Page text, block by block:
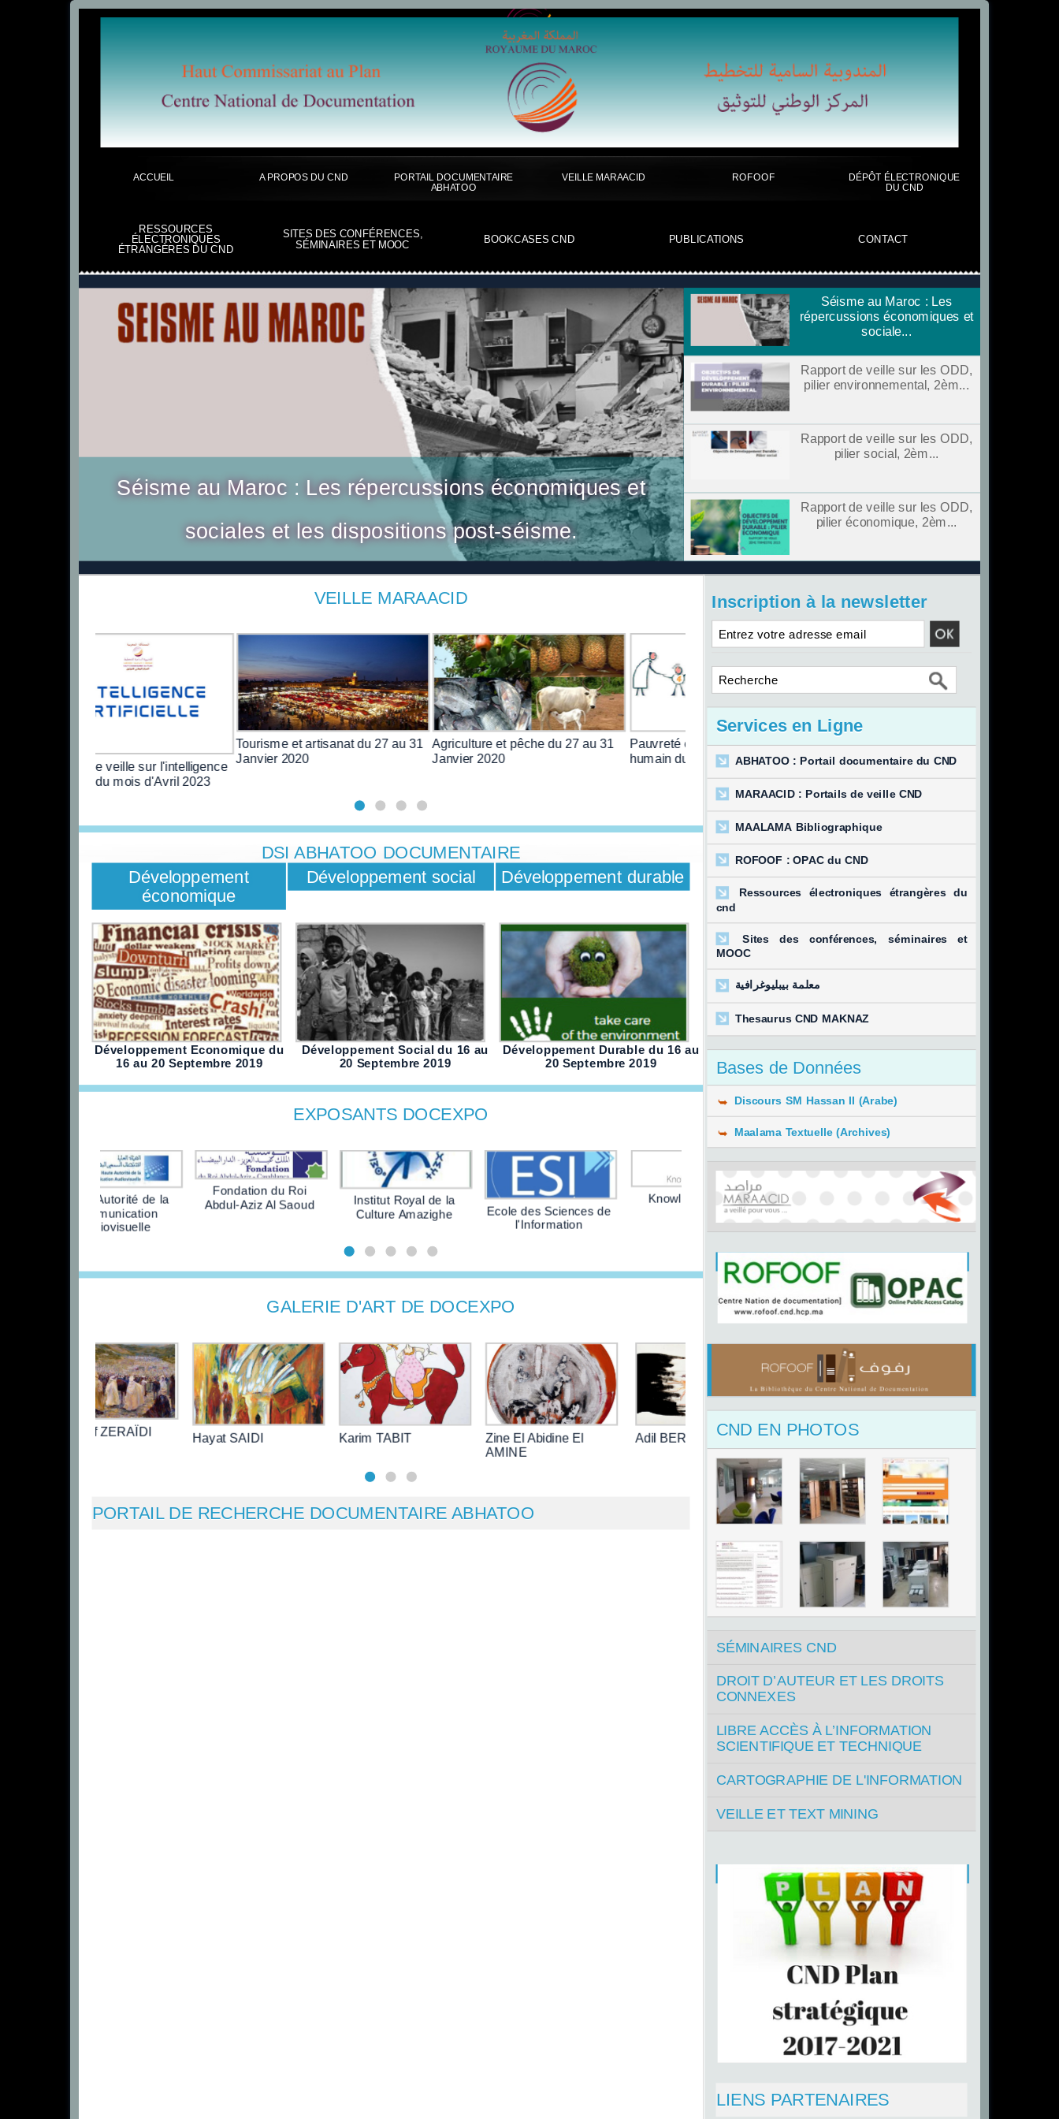
ACCUEIL A PROPOS DU CND PORTAIL DOCUMENTAIRE
ABHATOO
VEILLE MARAACID ROFOOF DÉPÔT ÉLECTRONIQUE
DU CND
RESSOURCES
ÉLECTRONIQUES
ÉTRANGÈRES DU CND
SITES DES CONFÉRENCES,
SÉMINAIRES ET MOOC
BOOKCASES CND PUBLICATIONS CONTACT
Séisme au Maroc : Les répercussions économiques et
sociales et les dispositions post-séisme.
Rapport de veille sur les ODD, pilier environnemental, 2ème
trimestre 2023
Séisme au Maroc : Les
répercussions économiques et
sociale...
Rapport de veille sur les ODD,
pilier environnemental, 2èm...
Rapport de veille sur les ODD,
pilier social, 2èm...
Rapport de veille sur les ODD,
pilier économique, 2èm...
VEILLE MARAACID
Rapport de veille sur l'intelligence
artificielle du mois d'Avril 2023
Tourisme et artisanat du 27 au 31
Janvier 2020
Agriculture et pêche du 27 au 31
Janvier 2020
Pauvreté et développement
humain du 27 au 31 Janvier 2020
2020
DSI ABHATOO DOCUMENTAIRE
Développement
économique
Développement social Développement durable
Développement Economique du
16 au 20 Septembre 2019
Développement Social du 16 au
20 Septembre 2019
Développement Durable du 16 au
20 Septembre 2019
EXPOSANTS DOCEXPO
Haute Autorité de la
Communication
Audiovisuelle
Fondation du Roi
Abdul-Aziz Al Saoud
Institut Royal de la
Culture Amazighe
Ecole des Sciences de
l'Information
Knowledge Plaza
Exchange Data KB Crawl SAS
GALERIE D'ART DE DOCEXPO
Abdellatif ZERAÏDI Hayat SAIDI Karim TABIT Zine El Abidine El
AMINE
Adil BERRAJAA
Saïd QODAID
PORTAIL DE RECHERCHE DOCUMENTAIRE ABHATOO
Inscription à la newsletter
Services en Ligne
ABHATOO : Portail documentaire du CND
MARAACID : Portails de veille CND
MAALAMA Bibliographique
ROFOOF : OPAC du CND
Ressources électroniques étrangères du
cnd
Sites des conférences, séminaires et
MOOC
معلمة بيبليوغرافية
Thesaurus CND MAKNAZ
Bases de Données
Discours SM Hassan II (Arabe)
Maalama Textuelle (Archives)
CND EN PHOTOS
SÉMINAIRES CND
DROIT D’AUTEUR ET LES DROITS
CONNEXES
LIBRE ACCÈS À L’INFORMATION
SCIENTIFIQUE ET TECHNIQUE
CARTOGRAPHIE DE L'INFORMATION
VEILLE ET TEXT MINING
LIENS PARTENAIRES